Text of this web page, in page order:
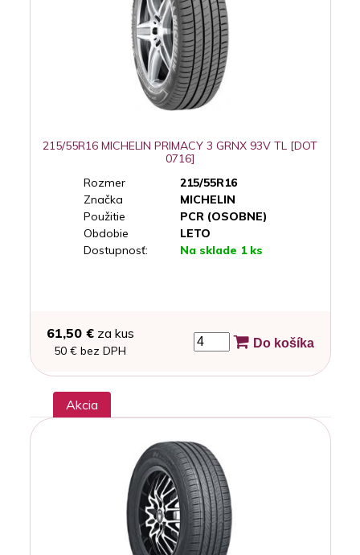
215/55R16 MICHELIN PRIMACY 3 GRNX 93V TL [DOT
0716]
Rozmer
215/55R16
Značka
MICHELIN
Použitie
PCR (OSOBNE)
Obdobie
LETO
Dostupnosť:
Na sklade 1 ks
61,50 €za kus
50 € bez DPH
Do košíka
Akcia